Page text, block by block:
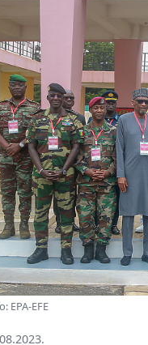
EPA-EFE